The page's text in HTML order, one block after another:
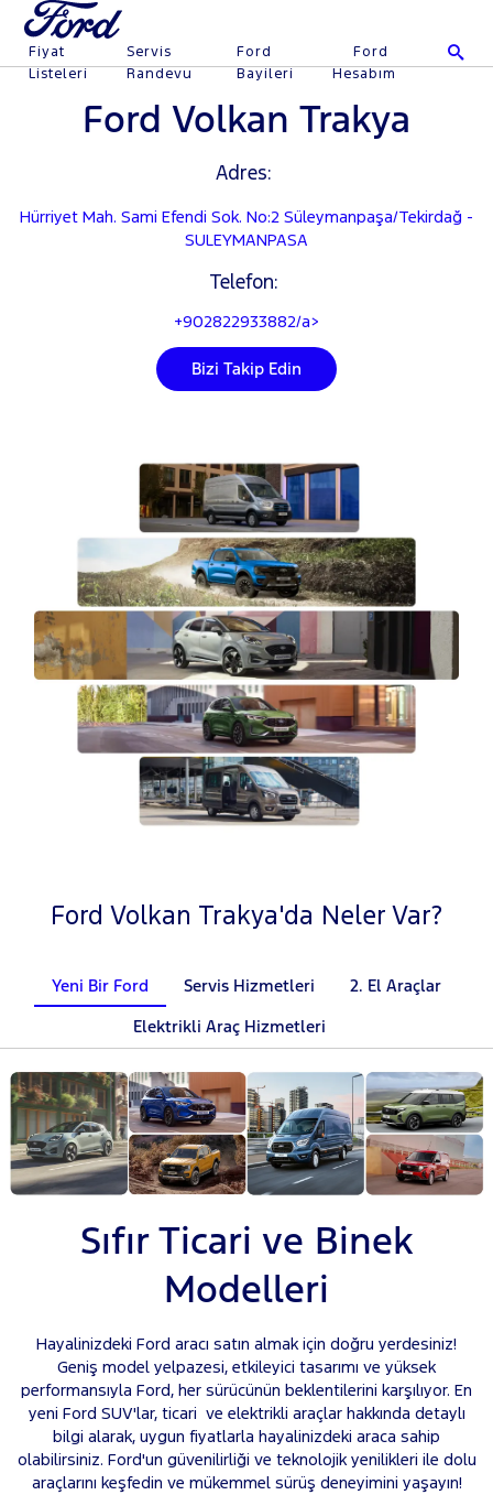
Fiyat
Listeleri
Servis
Randevu
Ford
Bayileri
Ford
Hesabım
Ford Volkan Trakya
Adres:
Hürriyet Mah. Sami Efendi Sok. No:2 Süleymanpaşa/Tekirdağ -
SULEYMANPASA
Telefon:
+902822933882/a>
Bizi Takip Edin
Ford Volkan Trakya'da Neler Var?
Yeni Bir Ford Servis Hizmetleri
2. El Araçlar
Elektrikli Araç Hizmetleri
Sıfır Ticari ve Binek
Modelleri
Hayalinizdeki Ford aracı satın almak için doğru yerdesiniz!
Geniş model yelpazesi, etkileyici tasarımı ve yüksek
performansıyla Ford, her sürücünün beklentilerini karşılıyor. En
yeni Ford SUV'lar, ticari ve elektrikli araçlar hakkında detaylı
bilgi alarak, uygun fiyatlarla hayalinizdeki araca sahip
olabilirsiniz. Ford'un güvenilirliği ve teknolojik yenilikleri ile dolu
araçlarını keşfedin ve mükemmel sürüş deneyimini yaşayın!